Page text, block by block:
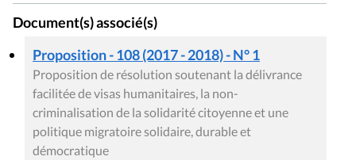
Document(s) associé(s)
Proposition - 108 (2017 - 2018) - N° 1
Proposition de résolution soutenant la délivrance
facilitée de visas humanitaires, la non-
criminalisation de la solidarité citoyenne et une
politique migratoire solidaire, durable et
démocratique